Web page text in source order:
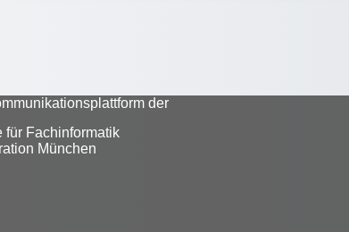
der
für Fachinformatik
München